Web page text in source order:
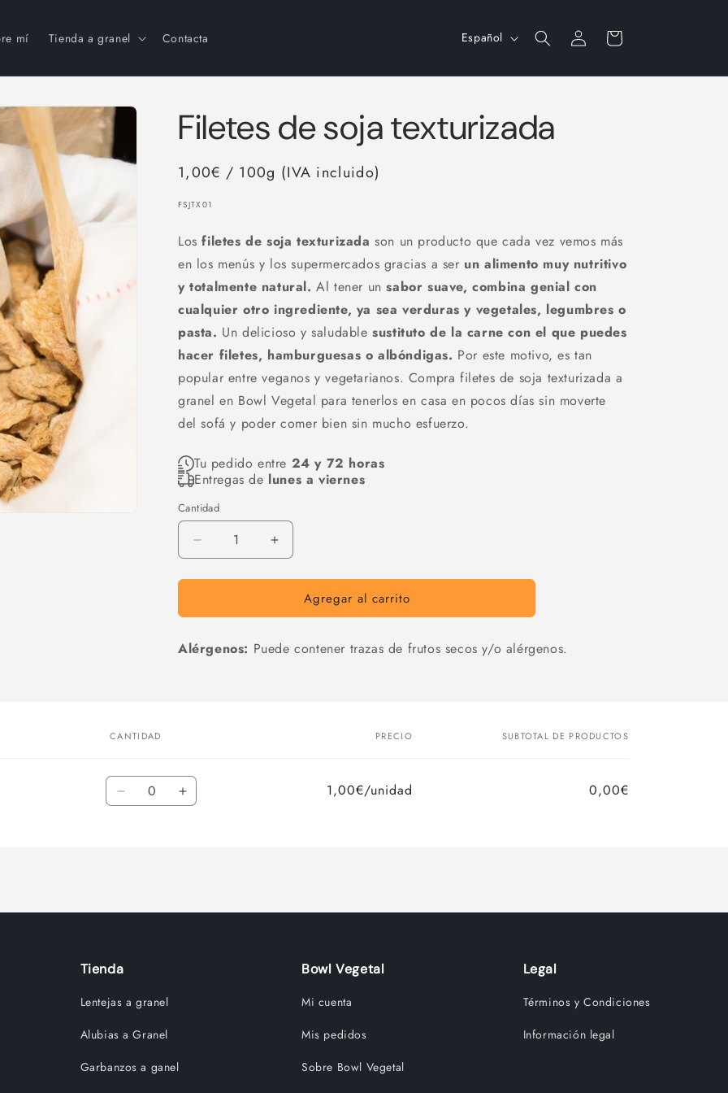
mí Tienda a granel Contacta
m
Español
Iniciar
sesión
Carrito
Filetes de soja texturizada
1,00€ / 100g (IVA incluido)
SKU:
FSJTX01
Los filetes de soja texturizada son un producto que cada vez vemos más
en los menús y los supermercados gracias a ser un alimento muy nutritivo
y totalmente natural. Al tener un sabor suave, combina genial con
cualquier otro ingrediente, ya sea verduras y vegetales, legumbres o
pasta. Un delicioso y saludablesustituto de la carne con el que puedes
hacer filetes, hamburguesas o albóndigas. Por este motivo, es tan
popular entre veganos y vegetarianos. Compra filetes de soja texturizada a
granel en Bowl Vegetal para tenerlos en casa en pocos días sin moverte
del sofá y poder comer bien sin mucho esfuerzo.
Tu pedido entre 24 y 72 horas
Entregas de lunes a viernes
Cantidad
Cantidad
Reducir
cantidad
para
de
texturizada
Aumentar
cantidad
para
Filetes
de
texturizada
Agregar al carrito
Alérgenos: Puede contener trazas de frutos secos y/o alérgenos.
CANTIDAD PRECIO SUBTOTAL DE PRODUCTOS
Cantidad
Reducir
Aumentar
1,00€/unidad
0,00€
Tienda
Lentejas a granel
Alubias a Granel
Garbanzos a ganel
Bowl Vegetal
Mi cuenta
Mis pedidos
Sobre Bowl Vegetal
Legal
Términos y Condiciones
Información legal